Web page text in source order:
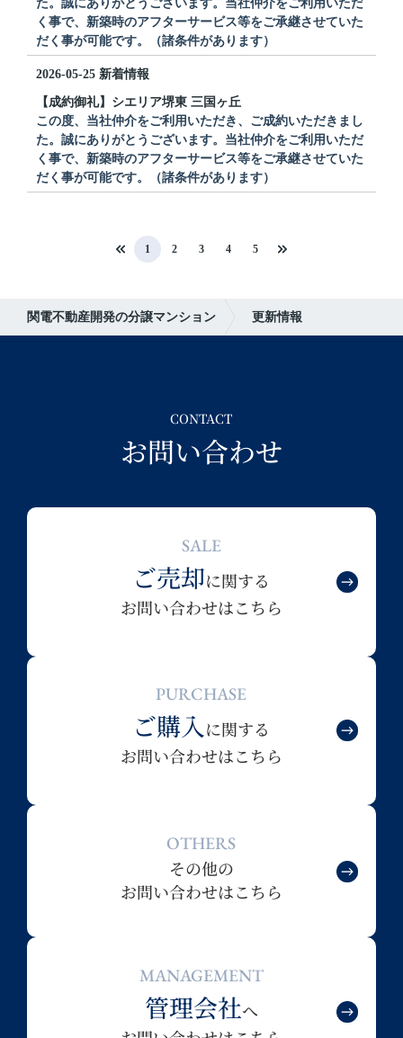
た。誠にありがとうございます。当社仲介をご利用いただ
く事で、新築時のアフターサービス等をご承継させていた
だく事が可能です。（諸条件があります）
2026-05-25 新着情報
【成約御礼】シエリア堺東 三国ヶ丘
この度、当社仲介をご利用いただき、ご成約いただきまし
た。誠にありがとうございます。当社仲介をご利用いただ
く事で、新築時のアフターサービス等をご承継させていた
だく事が可能です。（諸条件があります）
1 2 3 4 5
関電不動産開発の分譲マンション 更新情報
CONTACT
お問い合わせ
SALE
ご売却に関する
お問い合わせはこちら
PURCHASE
ご購入に関する
お問い合わせはこちら
OTHERS
その他の
お問い合わせはこちら
MANAGEMENT
管理会社へ